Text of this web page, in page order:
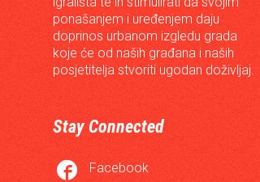
ponašanjem i uređenjem daju
doprinos urbanom izgledu grada
koje će od naših građana i naših
posjetitelja stvoriti ugodan doživljaj.
Stay Connected
 Facebook